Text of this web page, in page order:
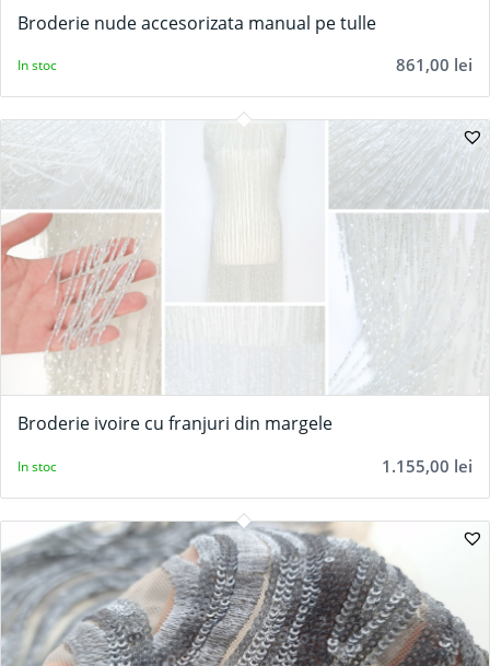
Broderie nude accesorizata manual pe tulle
861,00 lei
In stoc
Broderie ivoire cu franjuri din margele
1.155,00 lei
In stoc